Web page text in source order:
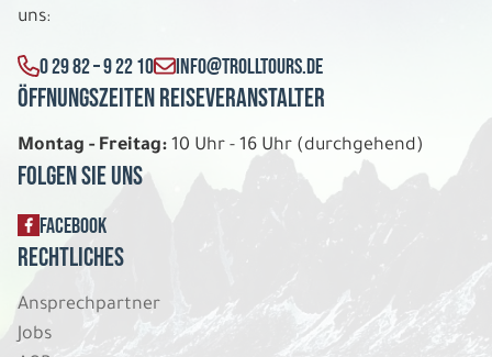
uns:
0 29 82 – 9 22 10 INFO@TROLLTOURS.DE
Öffnungszeiten Reiseveranstalter
Montag - Freitag: 10 Uhr - 16 Uhr (durchgehend)
Folgen Sie uns
FACEBOOK
Rechtliches
Ansprechpartner
Jobs